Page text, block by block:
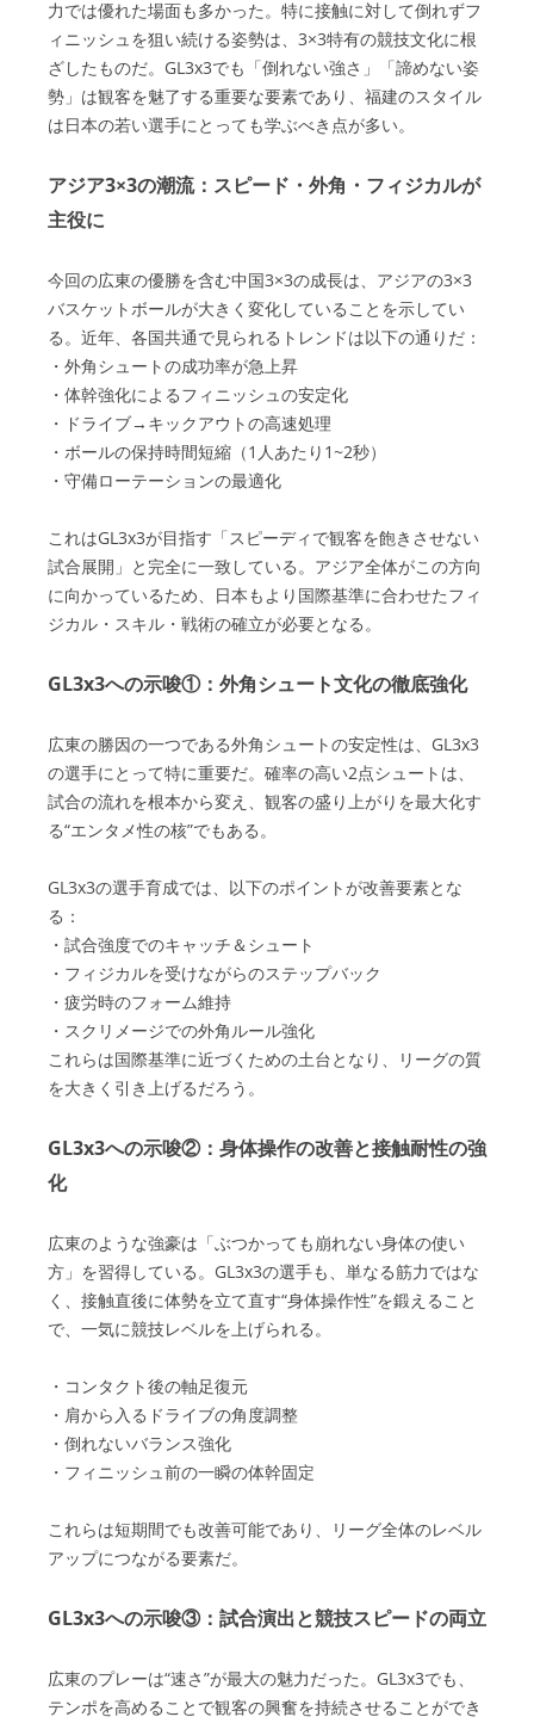
力では優れた場面も多かった。特に接触に対して倒れずフ
ィニッシュを狙い続ける姿勢は、3×3特有の競技文化に根
ざしたものだ。GL3x3でも「倒れない強さ」「諦めない姿
勢」は観客を魅了する重要な要素であり、福建のスタイル
は日本の若い選手にとっても学ぶべき点が多い。
アジア3×3の潮流：スピード・外角・フィジカルが
主役に
今回の広東の優勝を含む中国3×3の成長は、アジアの3×3
バスケットボールが大きく変化していることを示してい
る。近年、各国共通で見られるトレンドは以下の通りだ：
・外角シュートの成功率が急上昇
・体幹強化によるフィニッシュの安定化
・ドライブ→キックアウトの高速処理
・ボールの保持時間短縮（1人あたり1~2秒）
・守備ローテーションの最適化
これはGL3x3が目指す「スピーディで観客を飽きさせない
試合展開」と完全に一致している。アジア全体がこの方向
に向かっているため、日本もより国際基準に合わせたフィ
ジカル・スキル・戦術の確立が必要となる。
GL3x3への示唆①：外角シュート文化の徹底強化
広東の勝因の一つである外角シュートの安定性は、GL3x3
の選手にとって特に重要だ。確率の高い2点シュートは、
試合の流れを根本から変え、観客の盛り上がりを最大化す
る“エンタメ性の核”でもある。
GL3x3の選手育成では、以下のポイントが改善要素とな
る：
・試合強度でのキャッチ＆シュート
・フィジカルを受けながらのステップバック
・疲労時のフォーム維持
・スクリメージでの外角ルール強化
これらは国際基準に近づくための土台となり、リーグの質
を大きく引き上げるだろう。
GL3x3への示唆②：身体操作の改善と接触耐性の強
化
広東のような強豪は「ぶつかっても崩れない身体の使い
方」を習得している。GL3x3の選手も、単なる筋力ではな
く、接触直後に体勢を立て直す“身体操作性”を鍛えること
で、一気に競技レベルを上げられる。
・コンタクト後の軸足復元
・肩から入るドライブの角度調整
・倒れないバランス強化
・フィニッシュ前の一瞬の体幹固定
これらは短期間でも改善可能であり、リーグ全体のレベル
アップにつながる要素だ。
GL3x3への示唆③：試合演出と競技スピードの両立
広東のプレーは“速さ”が最大の魅力だった。GL3x3でも、
テンポを高めることで観客の興奮を持続させることができ